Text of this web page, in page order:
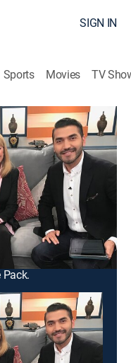
SIGN IN
Sports Movies TV
médicos,
para conocer de
el cuidado de la
with a DIRECTV
Pack.